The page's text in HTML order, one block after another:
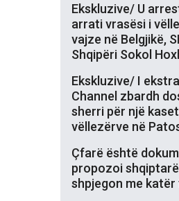
Ekskluzive/ U
arrati vrasësi i
vajze në Belgjikë,
Shqipëri Sokol
Ekskluzive/ I
Channel zbardh
sherri për një
vëllezërve në
Çfarë është
propozoi
shpjegon me katër